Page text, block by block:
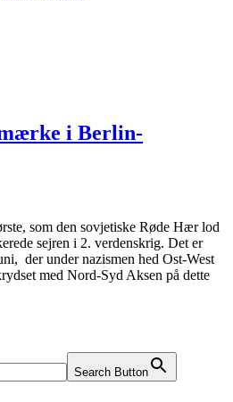
i Berlin-
som den sovjetiske Røde Hær lod
sejren i 2. verdenskrig. Det er
der under nazismen hed Ost-West
med Nord-Syd Aksen på dette
Search Button